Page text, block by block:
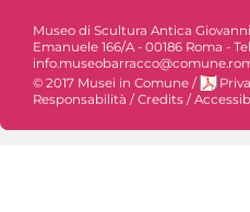
Museo di Scultura Antica
Emanuele 166/A - 00186 Roma -
© 2017 Musei in Comune /
Responsabilità / Credits /